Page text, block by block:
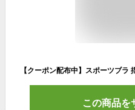
この商品を